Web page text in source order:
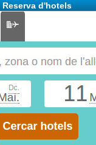
Reserva d'hotels